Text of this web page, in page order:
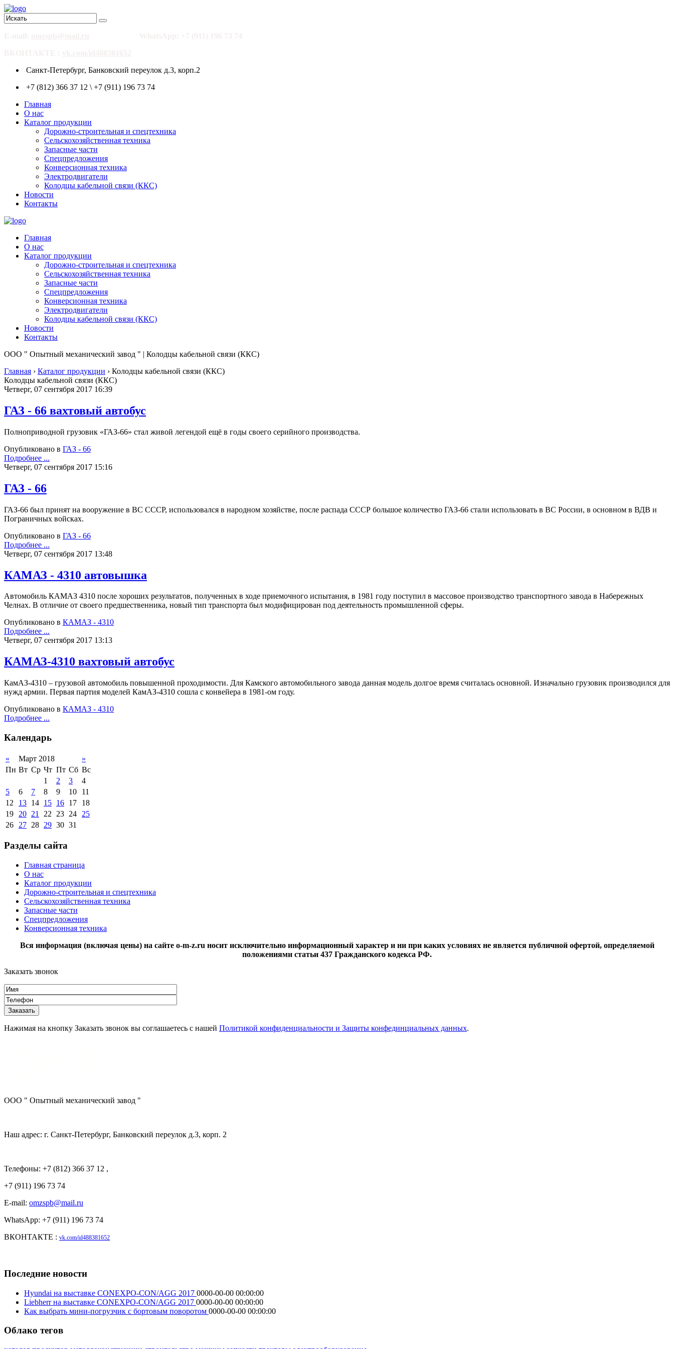
Санкт-Петербург, Банковский переулок д.3, корп.2
+7 (812) 366 37 12 \ +7 (911) 196 73 74
Главная
О нас
Каталог продукции
Дорожно-строительная и спецтехника
Сельскохозяйственная техника
Запасные части
Спецпредложения
Конверсионная техника
Электродвигатели
Колодцы кабельной связи (ККС)
Новости
Контакты
Главная
О нас
Каталог продукции
Дорожно-строительная и спецтехника
Сельскохозяйственная техника
Запасные части
Спецпредложения
Конверсионная техника
Электродвигатели
Колодцы кабельной связи (ККС)
Новости
Контакты
ООО " Опытный механический завод " | Колодцы кабельной связи (ККС)
Главная › Каталог продукции › Колодцы кабельной связи (ККС)
Колодцы кабельной связи (ККС)
Четверг, 07 сентября 2017 16:39
ГАЗ - 66 вахтовый автобус
Полноприводной грузовик «ГАЗ-66» стал живой легендой ещё в годы своего серийного производства.
Опубликовано в ГАЗ - 66
Подробнее ...
Четверг, 07 сентября 2017 15:16
ГАЗ - 66
ГАЗ-66 был принят на вооружение в ВС СССР, использовался в народном хозяйстве, после распада СССР большое количество ГАЗ-66 стали использовать в ВС России, в основном в ВДВ и
Пограничных войсках.
Опубликовано в ГАЗ - 66
Подробнее ...
Четверг, 07 сентября 2017 13:48
КАМАЗ - 4310 автовышка
Автомобиль КАМАЗ 4310 после хороших результатов, полученных в ходе приемочного испытания, в 1981 году поступил в массовое производство транспортного завода в Набережных
Челнах. В отличие от своего предшественника, новый тип транспорта был модифицирован под деятельность промышленной сферы.
Опубликовано в КАМАЗ - 4310
Подробнее ...
Четверг, 07 сентября 2017 13:13
КАМАЗ-4310 вахтовый автобус
КамАЗ-4310 – грузовой автомобиль повышенной проходимости. Для Камского автомобильного завода данная модель долгое время считалась основной. Изначально грузовик производился для
нужд армии. Первая партия моделей КамАЗ-4310 сошла с конвейера в 1981-ом году.
Опубликовано в КАМАЗ - 4310
Подробнее ...
Календарь
« Март 2018
»
Пн Вт Ср Чт Пт Сб Вс
1
2 3
4
5
6 7 8 9 10
11
12
13 14 15 16 17
18
19
20 21 22 23 24
25
26
27 28 29 30 31
Разделы сайта
Главная страница
О нас
Каталог продукции
Дорожно-строительная и спецтехника
Сельскохозяйственная техника
Запасные части
Спецпредложения
Конверсионная техника
Вся информация (включая цены) на сайте o-m-z.ru носит исключительно информационный характер и ни при каких условиях не является публичной офертой, определяемой
положениями статьи 437 Гражданского кодекса РФ.
Заказать звонок
Нажимая на кнопку Заказать звонок вы соглашаетесь с нашей Политикой конфиденциальности и Защиты конфединциальных данных.
ООО " Опытный механический завод "
Наш адрес: г. Санкт-Петербург, Банковский переулок д.3, корп. 2
Телефоны: +7 (812) 366 37 12 ,
+7 (911) 196 73 74
E-mail: omzspb@mail.ru
WhatsApp: +7 (911) 196 73 74
ВКОНТАКТЕ : vk.com/id488381652
Последние новости
Hyundai на выставке CONEXPO-CON/AGG 2017 0000-00-00 00:00:00
Liebherr на выставке CONEXPO-CON/AGG 2017 0000-00-00 00:00:00
Как выбрать мини-погрузчик с бортовым поворотом 0000-00-00 00:00:00
Облако тегов